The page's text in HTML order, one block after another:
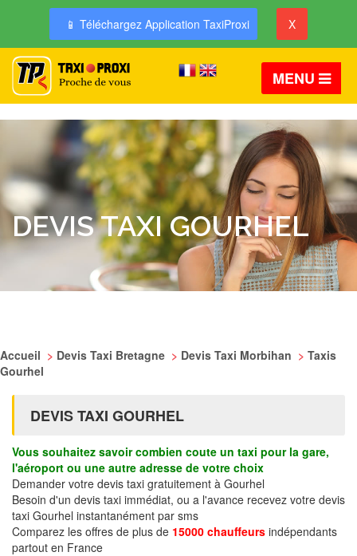
📱 Téléchargez Application TaxiProxi X
MENU
DEVIS TAXI GOURHEL
Accueil > Devis Taxi Bretagne > Devis Taxi Morbihan > Taxis
Gourhel
DEVIS TAXI GOURHEL
Vous souhaitez savoir combien coute un taxi pour la gare,
l'aéroport ou une autre adresse de votre choix
Demander votre devis taxi gratuitement à Gourhel
Besoin d'un devis taxi immédiat, ou a l'avance recevez votre devis
taxi Gourhel instantanément par sms
Comparez les offres de plus de 15000 chauffeurs indépendants
partout en France